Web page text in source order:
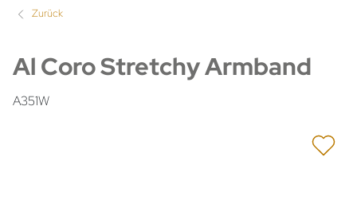
Zurück
Al Coro Stretchy Armband
A351W